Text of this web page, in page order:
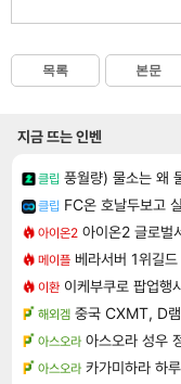
목록 본문
지금 뜨는 인벤
클립 풍월량) 물소는 왜
클립 FC온 호날두보고
아이온2 아이온2 글로벌
메이플 베라서버 1위길
이환 이케부쿠로 팝업행
해외겜 중국 CXMT, D
아스오라 아스오라 성우
아스오라 카가미하라 하